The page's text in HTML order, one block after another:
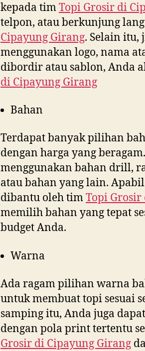
kepada timTopi Grosir di
telpon, atau berkunjung
Cipayung Girang. Selain itu,
menggunakan logo, nama
dibordir atau sablon, Anda
di Cipayung Girang
Bahan
Terdapat banyak pilihan
dengan harga yang
menggunakan bahan drill,
atau bahan yang lain.
dibantu oleh timTopi Grosir
memilih bahan yang tepat
budget Anda.
Warna
Ada ragam pilihan warna
untuk membuat topi sesuai
samping itu, Anda juga
dengan pola print tertentu
Grosir di Cipayung Girang